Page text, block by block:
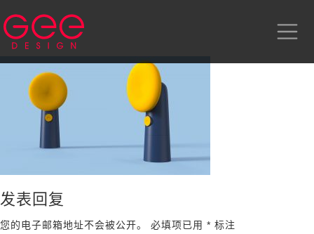
发表回复
您的电子邮箱地址不会被公开。 必填项已用 * 标注